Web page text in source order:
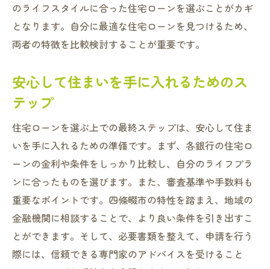
のライフスタイルに合った住宅ローンを選ぶことがカギ
となります。自分に最適な住宅ローンを見つけるため、
両者の特徴を比較検討することが重要です。
安心して住まいを手に入れるためのス
テップ
住宅ローンを選ぶ上での最終ステップは、安心して住ま
いを手に入れるための準備です。まず、各銀行の住宅ロ
ーンの金利や条件をしっかり比較し、自分のライフプラ
ンに合ったものを選びます。また、審査基準や手数料も
重要なポイントです。四條畷市の特性を踏まえ、地域の
金融機関に相談することで、より良い条件を引き出すこ
とができます。そして、必要書類を整えて、申請を行う
際には、信頼できる専門家のアドバイスを受けること